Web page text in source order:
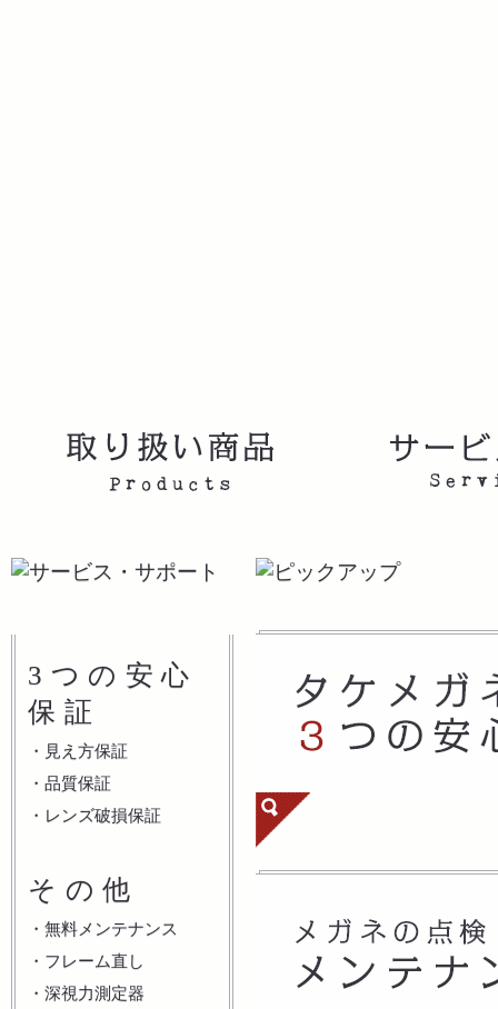
3つの安心
保証
・ 見え方保証
・ 品質保証
・ レンズ破損保証
その他
・ 無料メンテナンス
・ フレーム直し
・ 深視力測定器